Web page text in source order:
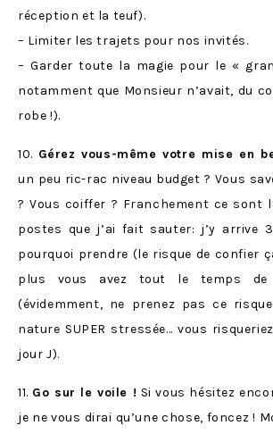
réception et la teuf).
– Limiter les trajets pour nos invités.
– Garder toute la magie pour le «
notamment que Monsieur n’avait, du
robe !).
10. Gérez vous-même votre mise en
un peu ric-rac niveau budget ? Vous
? Vous coiffer ? Franchement ce sont
postes que j’ai fait sauter: j’y arrive
pourquoi prendre (le risque de confier
plus vous avez tout le temps de
(évidemment, ne prenez pas ce
nature SUPER stressée… vous
jour J).
11. Go sur le voile ! Si vous hésitez
je ne vous dirai qu’une chose, foncez !